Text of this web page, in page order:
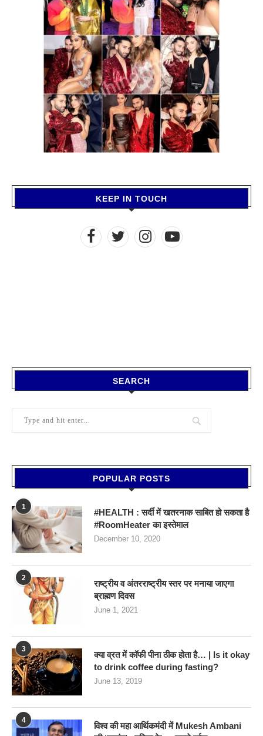
KEEP IN TOUCH
SEARCH
POPULAR POSTS
1
#HEALTH : सर्दी में खतरनाक साबित हो सकता है
#RoomHeater का इस्तेमाल
December 10, 2020
2
राष्ट्रीय व अंतरराष्ट्रीय स्तर पर मनाया जाएगा
ब्राह्मण दिवस
June 1, 2021
3
क्या व्रत में कॉफी पीना ठीक होता है… | Is it okay
to drink coffee during fasting?
June 13, 2019
4
विश्व की महा आर्थिकमंदी में Mukesh Ambani